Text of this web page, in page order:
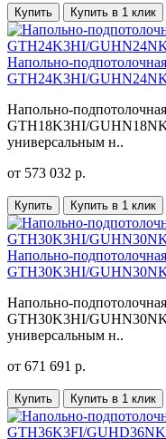
Купить Купить в 1 клик
Напольно-
GTH24K3HI/
Напольно-
GTH18K3HI/
универсальным н..
от 573 032 р.
Купить Купить в 1 клик
Напольно-
GTH30K3HI/
Напольно-
GTH30K3HI/
универсальным н..
от 671 691 р.
Купить Купить в 1 клик